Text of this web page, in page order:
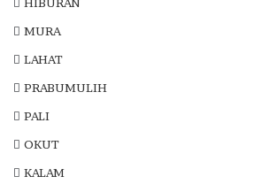
MURA
LAHAT
PRABUMULIH
PALI
OKUT
KALAM